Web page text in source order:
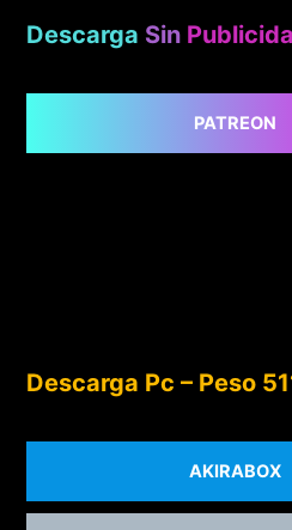
Descarga Sin
PATREON
Descarga Pc – Peso
AKIRABOX